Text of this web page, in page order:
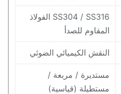
SS304 / SS316 الفولاذ
المقاوم للصدأ
النقش الكيميائي الضوئي
مستديرة / مربعة /
مستطيلة (قياسية)